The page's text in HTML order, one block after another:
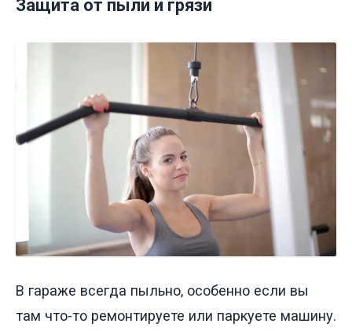
Защита от пыли и грязи
В гараже всегда пыльно, особенно если вы
там что-то ремонтируете или паркуете машину.